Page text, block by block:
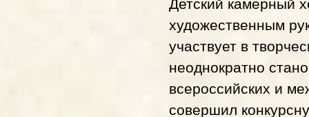
художественным
участвует в
неоднократно
всероссийских и
совершил